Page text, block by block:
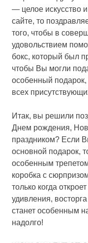
— целое искусство
сайте, то
того, чтобы в
удовольствием
бокс, который был
чтобы Вы могли
особенный подарок,
всех
Итак, вы решили
Днем рождения,
праздником? Если
основной подарок,
особенным
коробка с
только когда
удивления,
станет особенным
надолго!